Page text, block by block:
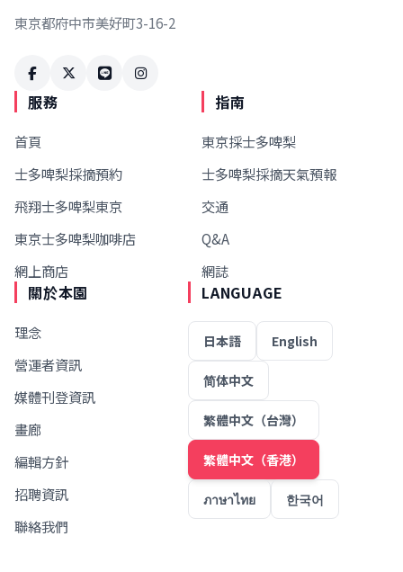
東京都府中市美好町3-16-2
服務
首頁
士多啤梨採摘預約
飛翔士多啤梨東京
東京士多啤梨咖啡店
網上商店
指南
東京採士多啤梨
士多啤梨採摘天氣預報
交通
Q&A
網誌
關於本園
理念
營運者資訊
媒體刊登資訊
畫廊
編輯方針
招聘資訊
聯絡我們
LANGUAGE
日本語 English
简体中文
繁體中文（台灣）
繁體中文（香港）
ภาษาไทย 한국어